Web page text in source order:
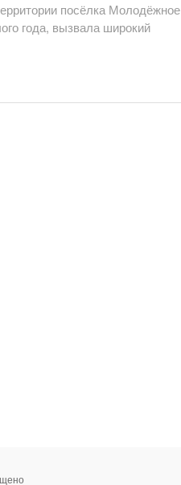
посёлка Молодёжное
года, вызвала широкий